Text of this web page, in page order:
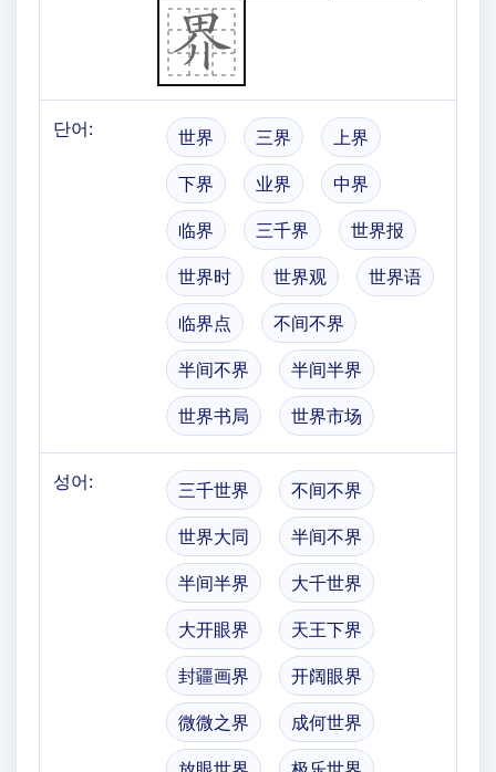
단어: 世界 三界 上界
下界 业界 中界
临界 三千界 世界报
世界时 世界观 世界语
临界点 不间不界
半间不界 半间半界
世界书局 世界市场
성어: 三千世界 不间不界
世界大同 半间不界
半间半界 大千世界
大开眼界 天王下界
封疆画界 开阔眼界
微微之界 成何世界